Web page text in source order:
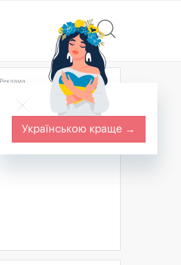
Реклама
Українською краще →